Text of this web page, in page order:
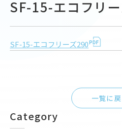
Category
SF-15-エコフリ
SF-15-エコフリーズ290
一覧に戻